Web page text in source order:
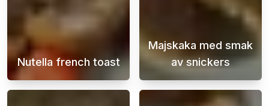
Nutella french toast
Om du är sugen på en läcker och
Majskaka med smak
av snickers
Majskaka